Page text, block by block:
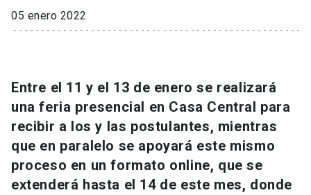
Información para keyboard_arrow_down
Futuros estudiantes
Estudiantes
Go to english site launch
ACCESOS DIRECTOS
05 enero 2022
Entre el 11 y el 13 de enero se realizará
una feria presencial en Casa Central para
recibir a los y las postulantes, mientras
que en paralelo se apoyará este mismo
proceso en un formato online, que se
extenderá hasta el 14 de este mes, donde